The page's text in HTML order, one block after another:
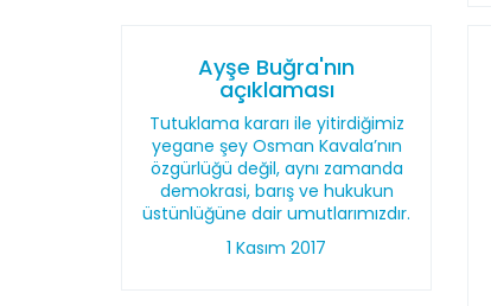
Ayşe Buğra'nın
açıklaması
Tutuklama kararı ile yitirdiğimiz
yegane şey Osman Kavala’nın
özgürlüğü değil, aynı zamanda
demokrasi, barış ve hukukun
üstünlüğüne dair umutlarımızdır.
1 Kasım 2017